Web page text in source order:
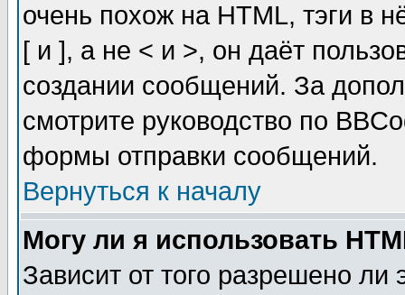
очень похож на HTML, тэги в
[ и ], а не < и >, он даёт
создании сообщений. За
смотрите руководство по
формы отправки сообщений.
Вернуться к началу
Могу ли я использовать
Зависит от того разрешено